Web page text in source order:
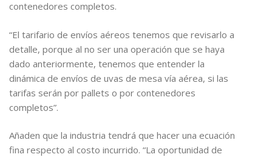
contenedores completos.
“El tarifario de envíos aéreos tenemos que revisarlo a
detalle, porque al no ser una operación que se haya
dado anteriormente, tenemos que entender la
dinámica de envíos de uvas de mesa vía aérea, si las
tarifas serán por pallets o por contenedores
completos”.
Añaden que la industria tendrá que hacer una ecuación
fina respecto al costo incurrido. “La oportunidad de